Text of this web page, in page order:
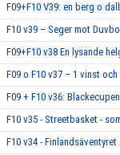
F09+F10 V39: en berg o
F10 v39 – Seger mot
F09+F10 v38 En lysande
F09 o F10 v37 – 1 vinst
F09 + F10 v36:
F10 v35 - Streetbasket -
F10 v34 -